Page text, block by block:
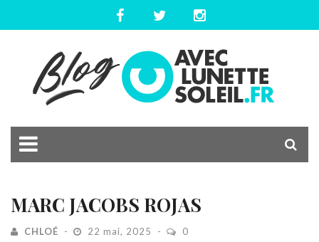
MARC JACOBS ROJAS
CHLOÉ 22 mai, 2025 0